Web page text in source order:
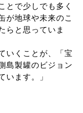
とで少しでも多く
が地球や未来のこ
らと思っていま
いくことが、「宝
島製罐のビジョン
います。」